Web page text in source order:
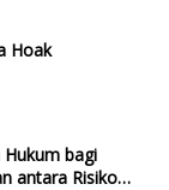
Hoak
bagi
antara Risiko